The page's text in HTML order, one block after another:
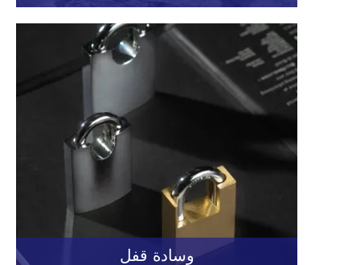
وسادة قفل